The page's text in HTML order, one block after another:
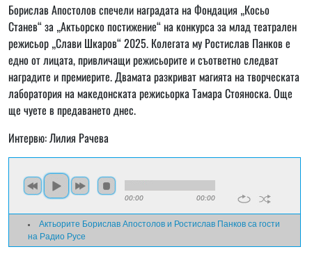
Борислав Апостолов спечели наградата на Фондация „Косьо
Станев“ за „Актьорско постижение“ на конкурса за млад театрален
режисьор „Слави Шкаров“ 2025. Колегата му Ростислав Панков е
едно от лицата, привличащи режисьорите и съответно следват
наградите и премиерите. Двамата разкриват магията на творческата
лаборатория на македонската режисьорка Тамара Стояноска. Още
ще чуете в предаването днес.
Интервю: Лилия Рачева
00:00 00:00
Актьорите Борислав Апостолов и Ростислав Панков са гости
на Радио Русе